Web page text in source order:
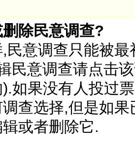
除民意调查?
民意调查只能被
民意调查请点击
如果没有人投过
查选择,但是如
或者删除它.